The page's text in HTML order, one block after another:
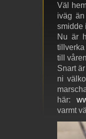
Väl
iväg
smidde
Nu är
till
Snart
ni
här:
varmt